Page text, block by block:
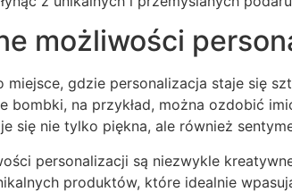
możliwości
miejsce, gdzie personalizacja staje się
bombki, na przykład, można ozdobić
się nie tylko piękna, ale również
personalizacji są niezwykle
produktów, które idealnie